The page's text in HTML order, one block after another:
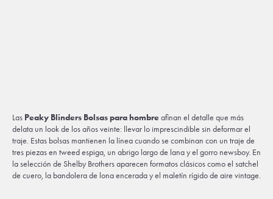
Las Peaky Blinders Bolsas para hombreafinan el detalle que más
delata un look de los años veinte: llevar lo imprescindible sin deformar el
traje. Estas bolsas mantienen la línea cuando se combinan con un traje de
tres piezas en tweed espiga, un abrigo largo de lana y el gorro newsboy. En
la selección de Shelby Brothers aparecen formatos clásicos como el satchel
de cuero, la bandolera de lona encerada y el maletín rígido de aire vintage.